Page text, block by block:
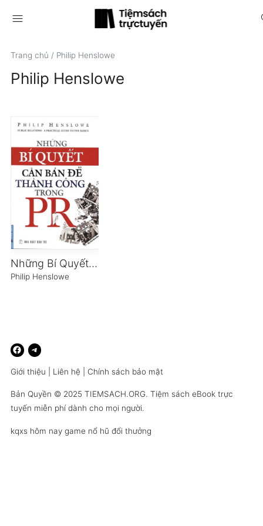
menu
Trang chủ / Philip Henslowe
Philip Henslowe
Những Bí Quyết Căn Bản Để Thành Công Trong PR
Philip Henslowe
Giới thiệu Liên hệ Chính sách bảo mật
Bản Quyền © 2025 TIEMSACH.ORG. Tiệm sách eBook trực
tuyến miễn phí dành cho mọi người.
kqxs hôm nay game nổ hũ đổi thưởng